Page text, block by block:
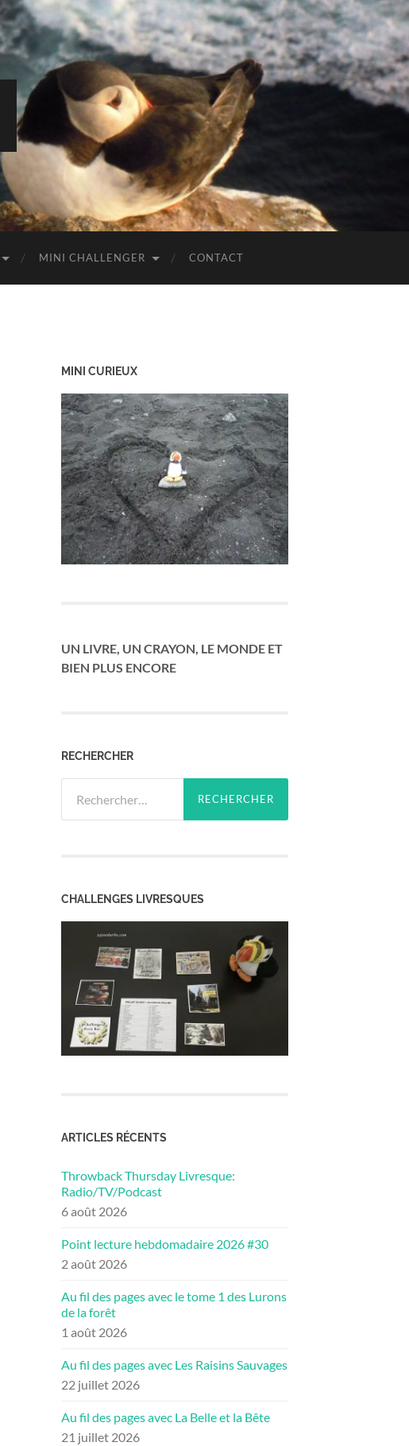
MINI CHALLENGER CONTACT
MINI CURIEUX
UN LIVRE, UN CRAYON, LE MONDE ET
BIEN PLUS ENCORE
RECHERCHER
CHALLENGES LIVRESQUES
ARTICLES RÉCENTS
Throwback Thursday Livresque:
Radio/TV/Podcast
6 août 2026
Point lecture hebdomadaire 2026 #30
2 août 2026
Au fil des pages avec le tome 1 des Lurons
de la forêt
1 août 2026
Au fil des pages avec Les Raisins Sauvages
22 juillet 2026
Au fil des pages avec La Belle et la Bête
21 juillet 2026